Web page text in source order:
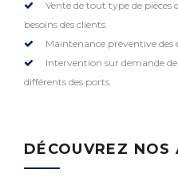
Vente de tout type de pièces
besoins des clients.
Maintenance préventive des
Intervention sur demande
différents des ports.
DÉCOUVREZ NOS